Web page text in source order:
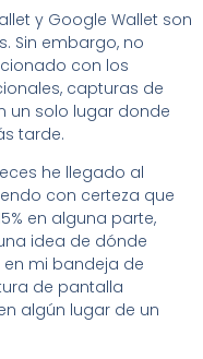
y Google Wallet son
Sin embargo, no
con los
capturas de
un solo lugar donde
tarde.
he llegado al
con certeza que
en alguna parte,
idea de dónde
mi bandeja de
de pantalla
algún lugar de un